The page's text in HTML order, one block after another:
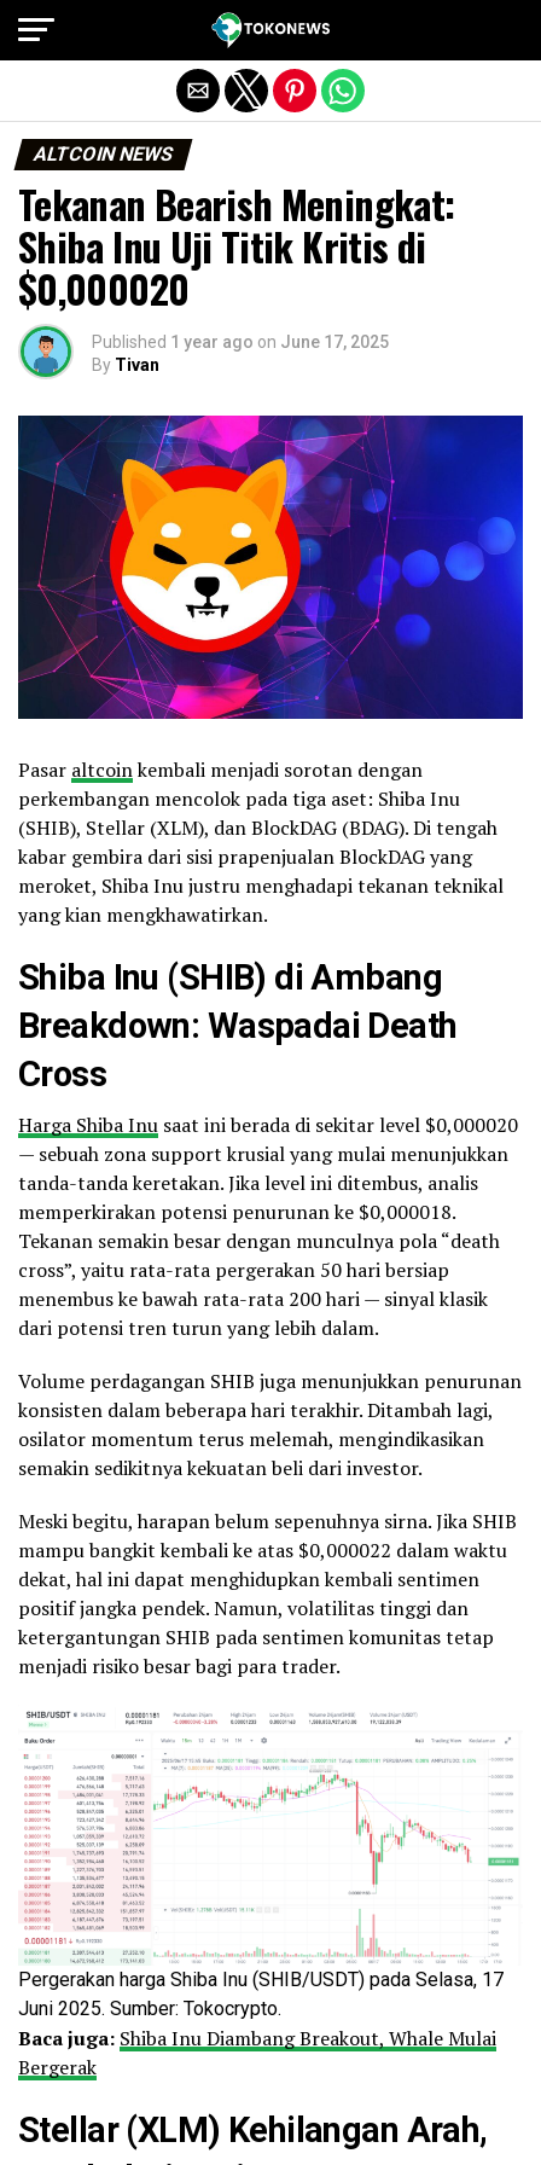
ALTCOIN NEWS
Tekanan Bearish Meningkat:
Shiba Inu Uji Titik Kritis di
$0,000020
Published 1 year ago on June 17, 2025
By Tivan
Pasar altcoinkembali menjadi sorotan dengan
perkembangan mencolok pada tiga aset: Shiba Inu
(SHIB), Stellar (XLM), dan BlockDAG (BDAG). Di tengah
kabar gembira dari sisi prapenjualan BlockDAG yang
meroket, Shiba Inu justru menghadapi tekanan teknikal
yang kian mengkhawatirkan.
Shiba Inu (SHIB) di Ambang
Breakdown: Waspadai Death
Cross
Harga Shiba Inu saat ini berada di sekitar level $0,000020
— sebuah zona support krusial yang mulai menunjukkan
tanda-tanda keretakan. Jika level ini ditembus, analis
memperkirakan potensi penurunan ke $0,000018.
Tekanan semakin besar dengan munculnya pola “death
cross”, yaitu rata-rata pergerakan 50 hari bersiap
menembus ke bawah rata-rata 200 hari — sinyal klasik
dari potensi tren turun yang lebih dalam.
Volume perdagangan SHIB juga menunjukkan penurunan
konsisten dalam beberapa hari terakhir. Ditambah lagi,
osilator momentum terus melemah, mengindikasikan
semakin sedikitnya kekuatan beli dari investor.
Meski begitu, harapan belum sepenuhnya sirna. Jika SHIB
mampu bangkit kembali ke atas $0,000022 dalam waktu
dekat, hal ini dapat menghidupkan kembali sentimen
positif jangka pendek. Namun, volatilitas tinggi dan
ketergantungan SHIB pada sentimen komunitas tetap
menjadi risiko besar bagi para trader.
Pergerakan harga Shiba Inu (SHIB/USDT) pada Selasa, 17
Juni 2025. Sumber: Tokocrypto.
Baca juga: Shiba Inu Diambang Breakout, Whale Mulai
Bergerak
Stellar (XLM) Kehilangan Arah,
Exit mobile version